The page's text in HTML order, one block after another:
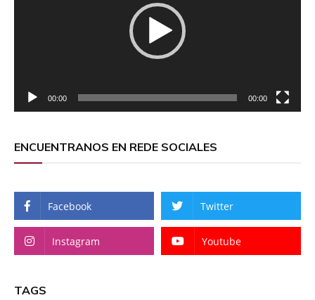
00:00 00:00
ENCUENTRANOS EN REDE SOCIALES
Facebook Twitter
Instagram Youtube
TAGS